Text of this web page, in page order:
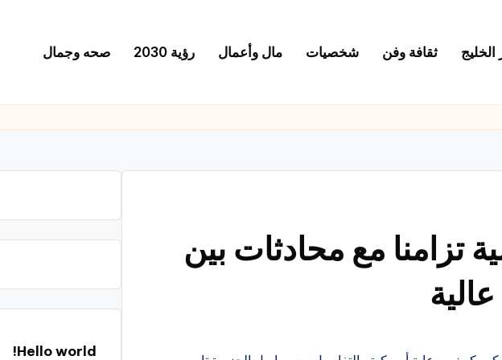
الخليج ثقافة وفن شخصيات مال وأعمال رؤية 2030 صحه وجمال
مع محادثات بين
Hello world!